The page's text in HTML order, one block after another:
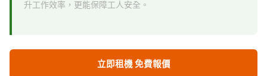
升工作效率，更能保障工人安全。
立即租機 免費報價